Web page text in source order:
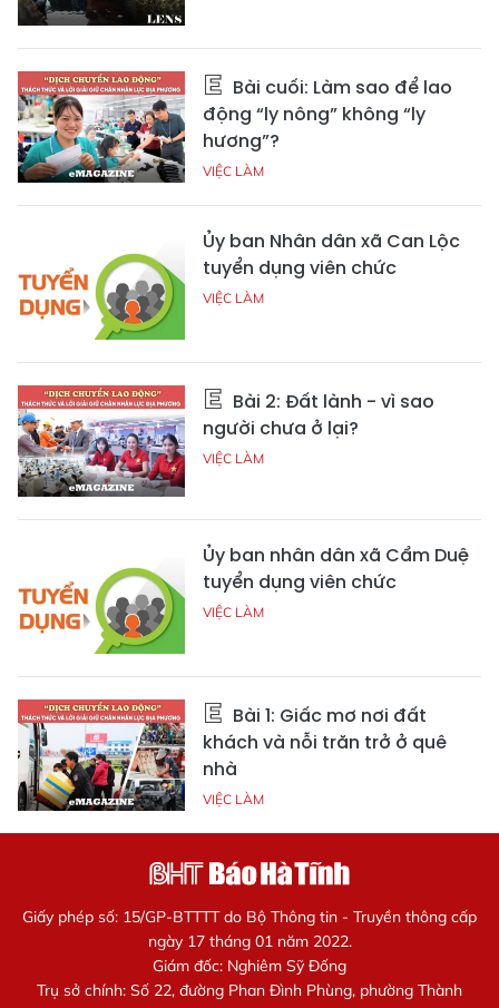
Bài cuối: Làm sao để lao
động “ly nông” không “ly
hương”?
VIỆC LÀM
Ủy ban Nhân dân xã Can Lộc
tuyển dụng viên chức
VIỆC LÀM
Bài 2: Đất lành - vì sao
người chưa ở lại?
VIỆC LÀM
Ủy ban nhân dân xã Cẩm Duệ
tuyển dụng viên chức
VIỆC LÀM
Bài 1: Giấc mơ nơi đất
khách và nỗi trăn trở ở quê
nhà
VIỆC LÀM
Giấy phép số: 15/GP-BTTTT do Bộ Thông tin - Truyền thông cấp
ngày 17 tháng 01 năm 2022.
Giám đốc: Nghiêm Sỹ Đống
Trụ sở chính: Số 22, đường Phan Đình Phùng, phường Thành